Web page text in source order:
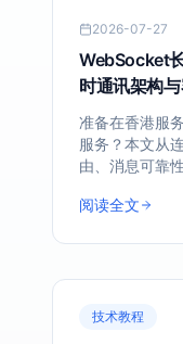
2026-07-27
WebSocket
时通讯架构
准备在香港服
服务？本文从
由、消息可靠
阅读全文
技术教程